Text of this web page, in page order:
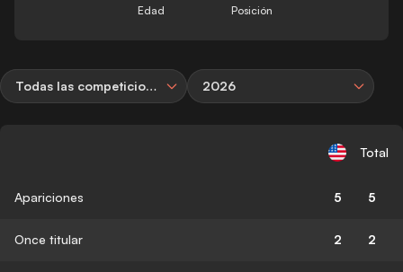
Edad Posición
Todas las competiciones 2026
Total
Apariciones 5 5
Once titular 2 2